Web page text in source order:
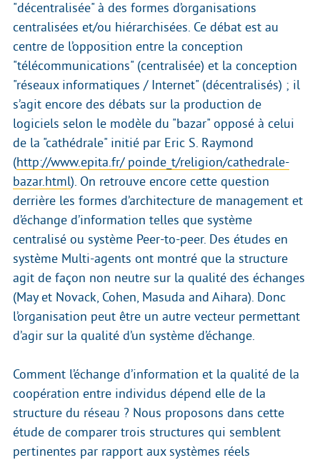
"décentralisée" à des formes d’organisations
centralisées et/ou hiérarchisées. Ce débat est au
centre de l’opposition entre la conception
"télécommunications" (centralisée) et la conception
"réseaux informatiques / Internet" (décentralisés) ; il
s’agit encore des débats sur la production de
logiciels selon le modèle du "bazar" opposé à celui
de la "cathédrale" initié par Eric S. Raymond
(http://www.epita.fr/ poinde_t/religion/cathedrale-
bazar.html). On retrouve encore cette question
derrière les formes d’architecture de management et
d’échange d’information telles que système
centralisé ou système Peer-to-peer. Des études en
système Multi-agents ont montré que la structure
agit de façon non neutre sur la qualité des échanges
(May et Novack, Cohen, Masuda and Aihara). Donc
l’organisation peut être un autre vecteur permettant
d’agir sur la qualité d’un système d’échange.
Comment l’échange d’information et la qualité de la
coopération entre individus dépend elle de la
structure du réseau ? Nous proposons dans cette
étude de comparer trois structures qui semblent
pertinentes par rapport aux systèmes réels